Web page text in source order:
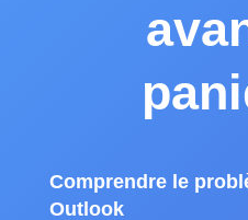
Comprendre le
Outlook